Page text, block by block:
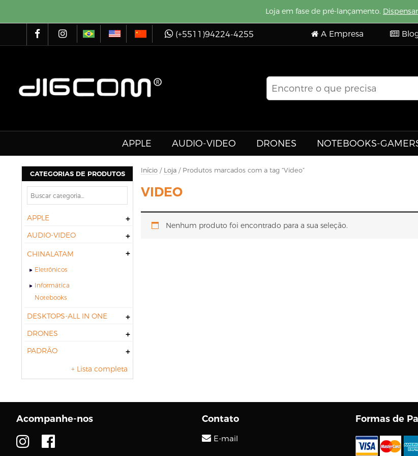
Loja em fase de pré-lançamento. Dispensar
(+5511)94224-4255 A Empresa
APPLE AUDIO-VIDEO DRONES NOTEBOOKS-
Início / Loja / Produtos marcados com a tag “Video”
VIDEO
Nenhum produto foi encontrado para a sua seleção.
CATEGORIAS DE PRODUTOS
APPLE
AUDIO-VIDEO
CHINALATAM
Eletrônicos
Informática
notebooks
DESKTOPS-ALL IN ONE
DRONES
PADRÃO
+ Lista completa
Acompanhe-nos Contato
E-mail
Formas de